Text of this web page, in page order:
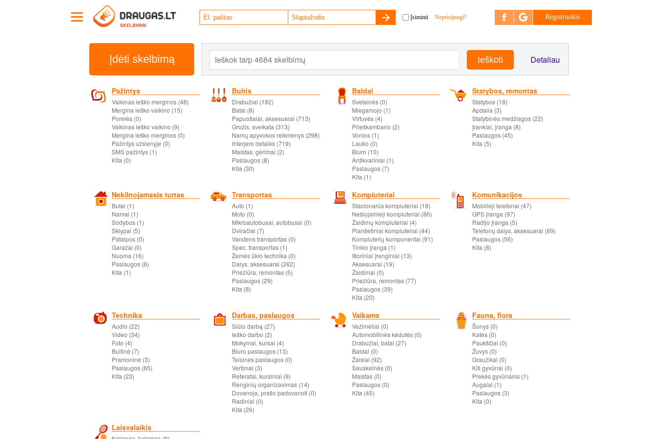
Įsiminti Neprisijungi? Registruokis
Įdėti skelbimą Detaliau
Pažintys
Vaikinas ieško merginos (48)
Mergina ieško vaikino (15)
Porelės (0)
Vaikinas ieško vaikino (9)
Mergina ieško merginos (0)
Pažintys užsienyje (0)
SMS pažintys (1)
Kita (0)
Buitis
Drabužiai (182)
Batai (8)
Papuošalai, aksesuarai (713)
Grožis, sveikata (313)
Namų apyvokos reikmenys (298)
Interjero detalės (719)
Maistas, gėrimai (2)
Paslaugos (8)
Kita (30)
Baldai
Svetainės (0)
Miegamojo (1)
Virtuvės (4)
Prieškambario (2)
Vonios (1)
Lauko (0)
Biuro (10)
Antikvariniai (1)
Paslaugos (7)
Kita (1)
Statybos, remontas
Statybos (18)
Apdaila (3)
Statybinės medžiagos (22)
Įrankiai, įranga (8)
Paslaugos (45)
Kita (5)
Nekilnojamasis turtas
Butai (1)
Namai (1)
Sodybos (1)
Sklypai (5)
Patalpos (0)
Garažai (0)
Nuoma (16)
Paslaugos (6)
Kita (1)
Transportas
Auto (1)
Moto (0)
Mikroautobusai, autobusai (0)
Dviračiai (7)
Vandens transportas (0)
Spec. transportas (1)
Žemės ūkio technika (0)
Dalys, aksesuarai (262)
Priežiūra, remontas (5)
Paslaugos (29)
Kita (8)
Kompiuteriai
Stacionarūs kompiuteriai (18)
Nešiojamieji kompiuteriai (86)
Žaidimų kompiuteriai (4)
Planšetiniai kompiuteriai (44)
Kompiuterių komponentai (91)
Tinklo įranga (1)
Išoriniai įrenginiai (13)
Aksesuarai (19)
Žaidimai (0)
Priežiūra, remontas (77)
Paslaugos (39)
Kita (20)
Komunikacijos
Mobilieji telefonai (47)
GPS įranga (97)
Radijo įranga (5)
Telefonų dalys, aksesuarai (89)
Paslaugos (56)
Kita (8)
Technika
Audio (22)
Video (34)
Foto (4)
Buitinė (7)
Pramoninė (3)
Paslaugos (65)
Kita (23)
Darbas, paslaugos
Siūlo darbą (27)
Ieško darbo (2)
Mokymai, kursai (4)
Biuro paslaugos (13)
Teisinės paslaugos (0)
Vertimai (3)
Referatai, kursiniai (9)
Renginių organizavimas (14)
Dovanoja, prašo padovanoti (0)
Radiniai (0)
Kita (26)
Vaikams
Vežimėliai (0)
Automobilinės kėdutės (0)
Drabužiai, batai (27)
Baldai (0)
Žaislai (92)
Sauskelnės (0)
Maistas (0)
Paslaugos (0)
Kita (45)
Fauna, flora
Šunys (0)
Katės (0)
Paukščiai (0)
Žuvys (0)
Graužikai (0)
Kiti gyvūnai (0)
Prekės gyvūnams (1)
Augalai (1)
Paslaugos (3)
Kita (0)
Laisvalaikis